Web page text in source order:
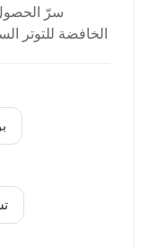
سرّ
الخافضة للتوتر
بيولكيمنحن
عجلة
إيثوكسيلات
الصناعية
الاستحلاب
من
الحفاظ